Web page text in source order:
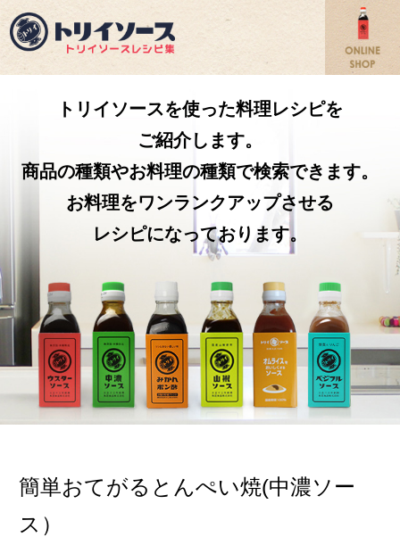
トリイソースを使った料理レシピを
ご紹介します。
商品の種類やお料理の種類で検索できます。
お料理をワンランクアップさせる
レシピになっております。
簡単おてがるとんぺい焼(中濃ソー
ス）